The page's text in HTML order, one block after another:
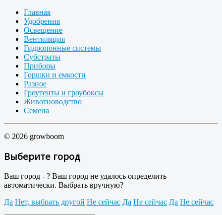
Главная
Удобрения
Освещение
Вентиляция
Гидропонные системы
Субстраты
Приборы
Горшки и емкости
Разное
Гроутенты и гроубоксы
Животноводство
Семена
© 2026 growboom
Выберите город
Ваш город - ? Ваш город не удалось определить
автоматически. Выбрать вручную?
Да Нет, выбрать другой Не сейчас Да Не сейчас Да Не сейчас